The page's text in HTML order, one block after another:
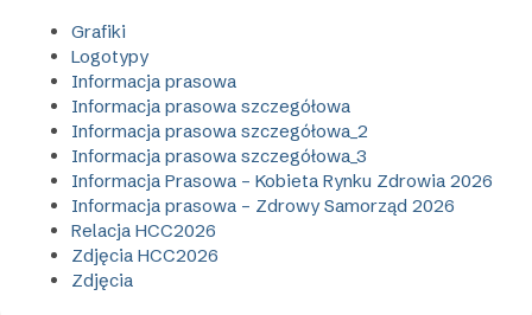
Grafiki
Logotypy
Informacja prasowa
Informacja prasowa szczegółowa
Informacja prasowa szczegółowa_2
Informacja prasowa szczegółowa_3
Informacja Prasowa – Kobieta Rynku Zdrowia 2026
Informacja prasowa – Zdrowy Samorząd 2026
Relacja HCC2026
Zdjęcia HCC2026
Zdjęcia